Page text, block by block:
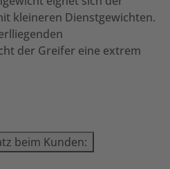
kleineren Dienstgewichten.
der Greifer eine extrem
beim Kunden: